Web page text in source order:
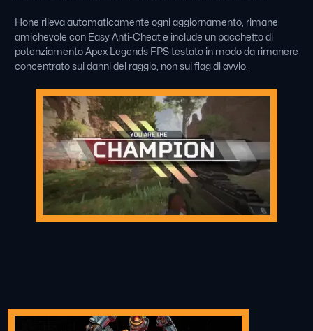
Hone rileva automaticamente ogni aggiornamento, rimane
amichevole con Easy Anti-Cheat e include un pacchetto di
potenziamento Apex Legends FPS testato in modo da rimanere
concentrato sui danni del raggio, non sui flag di avvio.